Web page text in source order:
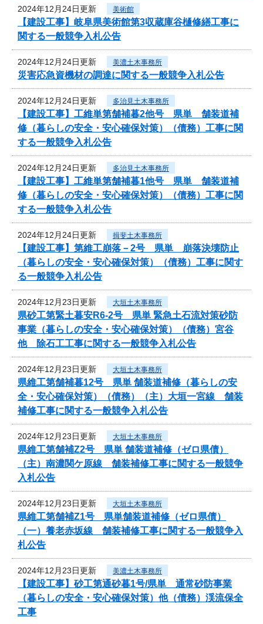
2024年12月24日更新 美術館
【建設工事】岐阜県美術館第3収蔵庫谷樋修繕工事に
関する一般競争入札公告
2024年12月24日更新 美濃土木事務所
災害応急資機材の調達に関する一般競争入札公告
2024年12月24日更新 多治見土木事務所
【建設工事】工維単第舗補暮2他号 県単 舗装道補
修（暮らしの安全・安心確保対策）（債務）工事に関
する一般競争入札公告
2024年12月24日更新 多治見土木事務所
【建設工事】工維単第舗補暮1他号 県単 舗装道補
修（暮らしの安全・安心確保対策）（債務）工事に関
する一般競争入札公告
2024年12月24日更新 揖斐土木事務所
【建設工事】第維工崩落－2号 県単 崩落決壊防止
（暮らしの安全・安心確保対策）（債務）工事に関す
る一般競争入札公告
2024年12月23日更新 大垣土木事務所
県砂工第緊土暮安R6-2号 県単 緊急土石流対策砂防
事業（暮らしの安全・安心確保対策）（債務）宮谷
他 除石工工事に関する一般競争入札公告
2024年12月23日更新 大垣土木事務所
県維工第舗補暮12号 県単 舗装道補修（暮らしの安
全・安心確保対策）（債務）（主）大垣一宮線 舗装
補修工事に関する一般競争入札公告
2024年12月23日更新 大垣土木事務所
県維工第舗補Z2号 県単 舗装道補修（ゼロ県債）
（主）南濃関ケ原線 舗装補修工事に関する一般競争
入札公告
2024年12月23日更新 大垣土木事務所
県維工第舗補Z1号 県単舗装道補修（ゼロ県債）
（一）養老赤坂線 舗装補修工事に関する一般競争入
札公告
2024年12月23日更新 美濃土木事務所
【建設工事】砂工第通砂暮1号/県単 通常砂防事業
（暮らしの安全・安心確保対策）他（債務）渓流保全
工事